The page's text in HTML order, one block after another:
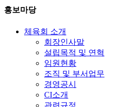
홍보마당
체육회 소개
회장인사말
설립목적 및 연혁
임원현황
조직 및 부서업무
경영공시
CI소개
관련규정